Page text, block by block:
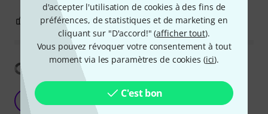
d'accepter l'utilisation de cookies à des fins de
préférences, de statistiques et de marketing en
cliquant sur "D'accord!" (afficher tout).
Vous pouvez révoquer votre consentement à tout
moment via les paramètres de cookies (ici).
C'est bon
0 SIGNALER L'ÉVALUATION
Afficher la traduction
ostenreview 04.05.2020